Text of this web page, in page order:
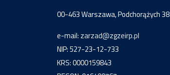
00-463 Warszawa, Podchorążych 38
e-mail: zarzad@zgzeirp.pl
NIP: 527-23-12-733
KRS: 0000159843